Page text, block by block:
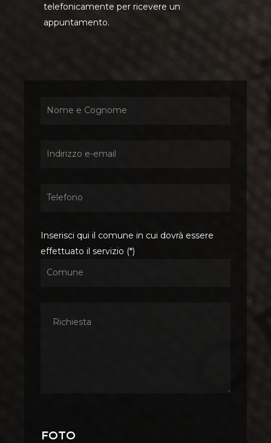
telefonicamente per ricevere un
appuntamento.
Inserisci qui il comune in cui dovrà essere
effettuato il servizio (*)
Foto